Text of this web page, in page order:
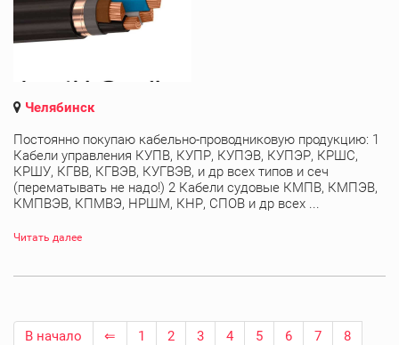
Челябинск
Постоянно покупаю кабельно-проводниковую продукцию: 1
Кабели управления КУПВ, КУПР, КУПЭВ, КУПЭР, КРШС,
КРШУ, КГВВ, КГВЭВ, КУГВЭВ, и др всех типов и сеч
(перематывать не надо!) 2 Кабели судовые КМПВ, КМПЭВ,
КМПВЭВ, КПМВЭ, НРШМ, КНР, СПОВ и др всех ...
Читать далее
В начало ⇐ 1 2 3 4 5 6 7
8